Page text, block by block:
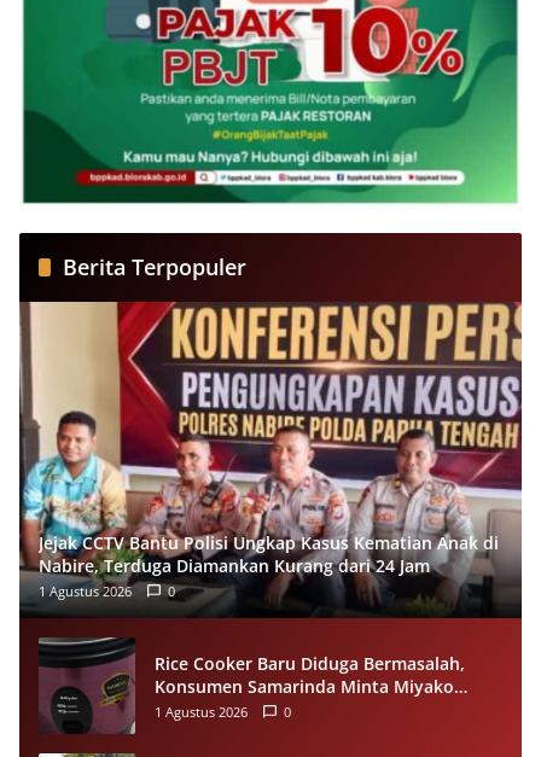
Berita Terpopuler
Jejak CCTV Bantu Polisi Ungkap Kasus Kematian Anak di
Nabire, Terduga Diamankan Kurang dari 24 Jam
1 Agustus 2026 0
Rice Cooker Baru Diduga Bermasalah,
Konsumen Samarinda Minta Miyako
Lakukan Evaluasi
1 Agustus 2026 0